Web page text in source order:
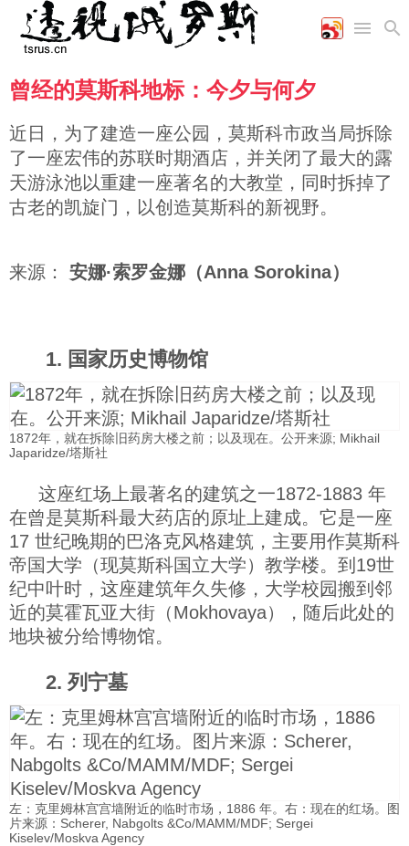
首页
国际
时政
军事
空军
海军
陆军
军事合作
经济
财经
商业
工业
能源
农业
科技
社会
文化
文艺
教育
美食
娱乐
历史
体育
旅游
视听
图片新闻
高清图片
漫画
视频
图表
曾经的莫斯科地标：今夕与何夕
近日，为了建造一座公园，莫斯科市政当局拆除
了一座宏伟的苏联时期酒店，并关闭了最大的露
天游泳池以重建一座著名的大教堂，同时拆掉了
古老的凯旋门，以创造莫斯科的新视野。
来源： 安娜·索罗金娜（Anna Sorokina）
1. 国家历史博物馆
1872年，就在拆除旧药房大楼之前；以及现在。公开来源; Mikhail
Japaridze/塔斯社
这座红场上最著名的建筑之一1872-1883 年
在曾是莫斯科最大药店的原址上建成。它是一座
17 世纪晚期的巴洛克风格建筑，主要用作莫斯科
帝国大学（现莫斯科国立大学）教学楼。到19世
纪中叶时，这座建筑年久失修，大学校园搬到邻
近的莫霍瓦亚大街（Mokhovaya），随后此处的
地块被分给博物馆。
2. 列宁墓
左：克里姆林宫宫墙附近的临时市场，1886 年。右：现在的红场。图
片来源：Scherer, Nabgolts &Co/MAMM/MDF; Sergei
Kiselev/Moskva Agency